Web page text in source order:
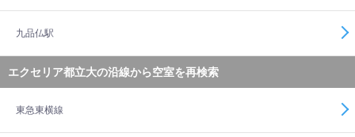
九品仏駅
エクセリア都立大の沿線から空室を再検索
東急東横線